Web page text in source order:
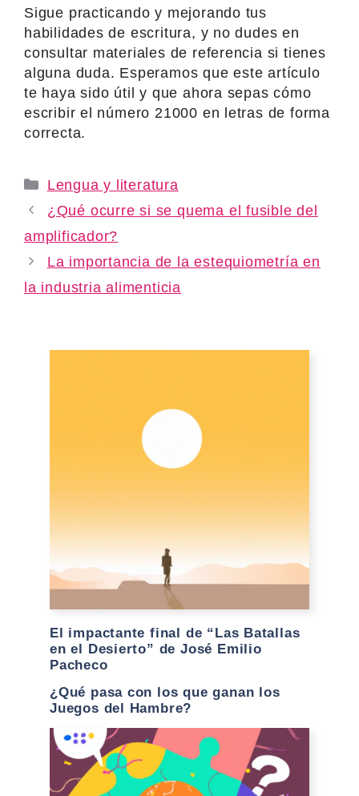
Sigue practicando y mejorando tus
habilidades de escritura, y no dudes en
consultar materiales de referencia si tienes
alguna duda. Esperamos que este artículo
te haya sido útil y que ahora sepas cómo
escribir el número 21000 en letras de forma
correcta.
Categories
Lengua y literatura
¿Qué ocurre si se quema el fusible del
amplificador?
La importancia de la estequiometría en
la industria alimenticia
El impactante final de “Las Batallas
en el Desierto” de José Emilio
Pacheco
¿Qué pasa con los que ganan los
Juegos del Hambre?